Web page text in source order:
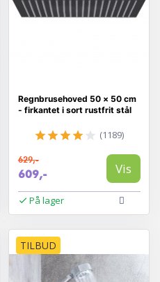
Regnbrusehoved 50 × 50 cm
- firkantet i sort rustfrit stål
(1189)
629,-
609,- Vis
På lager
TILBUD